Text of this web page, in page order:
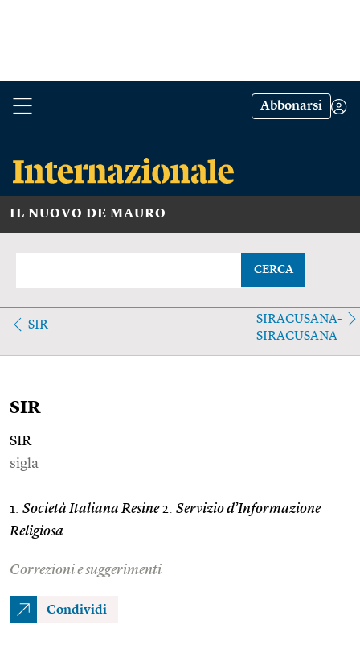
Abbonarsi
IL NUOVO DE MAURO
CERCA
SIR
SIRACUSANA-
SIRACUSANA
SIR
SIR
sigla
1. Società Italiana Resine2. Servizio d’Informazione
Religiosa
Correzioni e suggerimenti
Condividi